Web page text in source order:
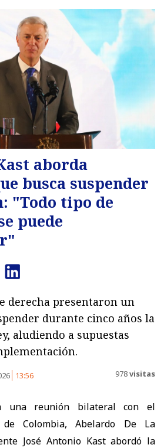
aborda
busca suspender
"Todo tipo de
puede
derecha presentaron un
durante cinco años la
aludiendo a supuestas
13:56 978visitas
una reunión bilateral con el
de Colombia, Abelardo De La
José Antonio Kast abordó la